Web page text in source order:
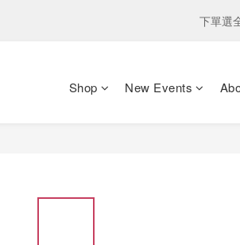
下單選
Shop New Events